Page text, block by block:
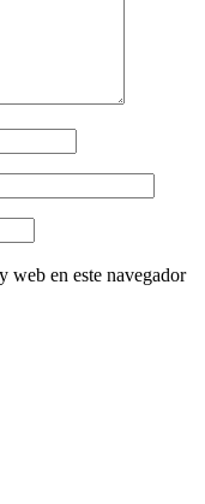
web en este navegador